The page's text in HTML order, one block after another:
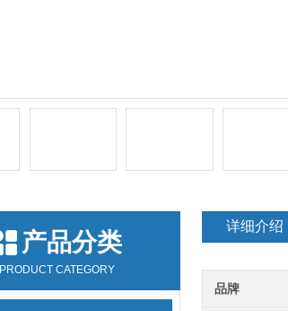
产品分类
PRODUCT CATEGORY
详细介绍
品牌